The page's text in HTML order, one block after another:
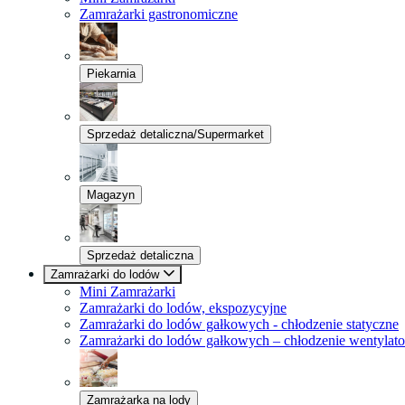
Zamrażarki gastronomiczne
Piekarnia
Sprzedaż detaliczna/Supermarket
Magazyn
Sprzedaż detaliczna
Zamrażarki do lodów
Mini Zamrażarki
Zamrażarki do lodów, ekspozycyjne
Zamrażarki do lodów gałkowych - chłodzenie statyczne
Zamrażarki do lodów gałkowych – chłodzenie
Zamrażarka na lody